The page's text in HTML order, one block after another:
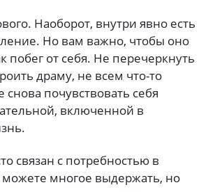
Наоборот, внутри явно есть
Но вам важно, чтобы оно
побег от себя. Не перечеркнуть
драму, не всем что-то
снова почувствовать себя
включенной в
связан с потребностью в
многое выдержать, но